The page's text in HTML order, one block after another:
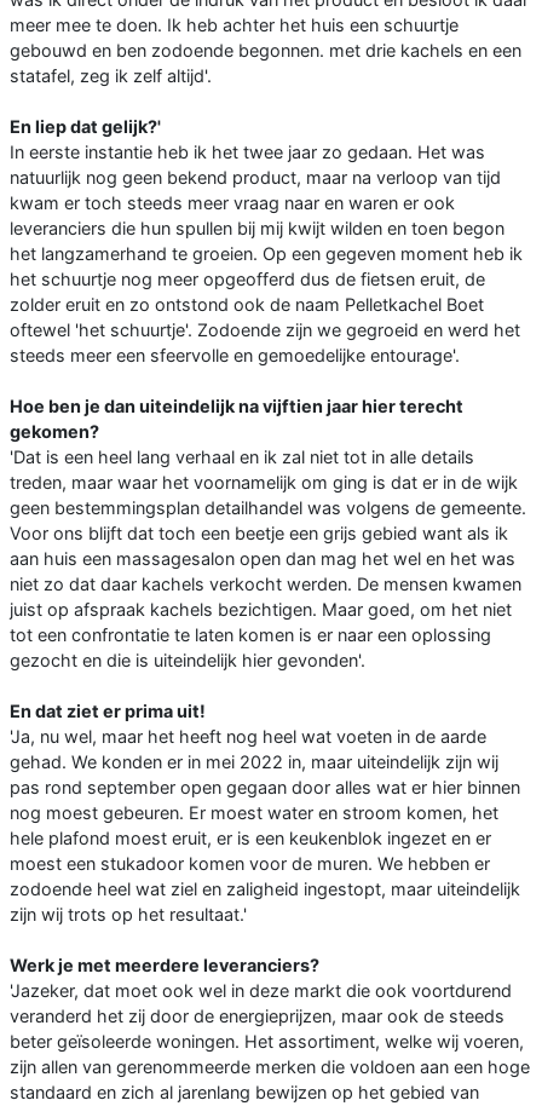
meer mee te doen. Ik heb achter het huis een schuurtje
gebouwd en ben zodoende begonnen. met drie kachels en een
statafel, zeg ik zelf altijd'.
En liep dat gelijk?'
In eerste instantie heb ik het twee jaar zo gedaan. Het was
natuurlijk nog geen bekend product, maar na verloop van tijd
kwam er toch steeds meer vraag naar en waren er ook
leveranciers die hun spullen bij mij kwijt wilden en toen begon
het langzamerhand te groeien. Op een gegeven moment heb ik
het schuurtje nog meer opgeofferd dus de fietsen eruit, de
zolder eruit en zo ontstond ook de naam Pelletkachel Boet
oftewel 'het schuurtje'. Zodoende zijn we gegroeid en werd het
steeds meer een sfeervolle en gemoedelijke entourage'.
Hoe ben je dan uiteindelijk na vijftien jaar hier terecht
gekomen?
'Dat is een heel lang verhaal en ik zal niet tot in alle details
treden, maar waar het voornamelijk om ging is dat er in de wijk
geen bestemmingsplan detailhandel was volgens de gemeente.
Voor ons blijft dat toch een beetje een grijs gebied want als ik
aan huis een massagesalon open dan mag het wel en het was
niet zo dat daar kachels verkocht werden. De mensen kwamen
juist op afspraak kachels bezichtigen. Maar goed, om het niet
tot een confrontatie te laten komen is er naar een oplossing
gezocht en die is uiteindelijk hier gevonden'.
En dat ziet er prima uit!
'Ja, nu wel, maar het heeft nog heel wat voeten in de aarde
gehad. We konden er in mei 2022 in, maar uiteindelijk zijn wij
pas rond september open gegaan door alles wat er hier binnen
nog moest gebeuren. Er moest water en stroom komen, het
hele plafond moest eruit, er is een keukenblok ingezet en er
moest een stukadoor komen voor de muren. We hebben er
zodoende heel wat ziel en zaligheid ingestopt, maar uiteindelijk
zijn wij trots op het resultaat.'
Werk je met meerdere leveranciers?
'Jazeker, dat moet ook wel in deze markt die ook voortdurend
veranderd het zij door de energieprijzen, maar ook de steeds
beter geïsoleerde woningen. Het assortiment, welke wij voeren,
zijn allen van gerenommeerde merken die voldoen aan een hoge
standaard en zich al jarenlang bewijzen op het gebied van